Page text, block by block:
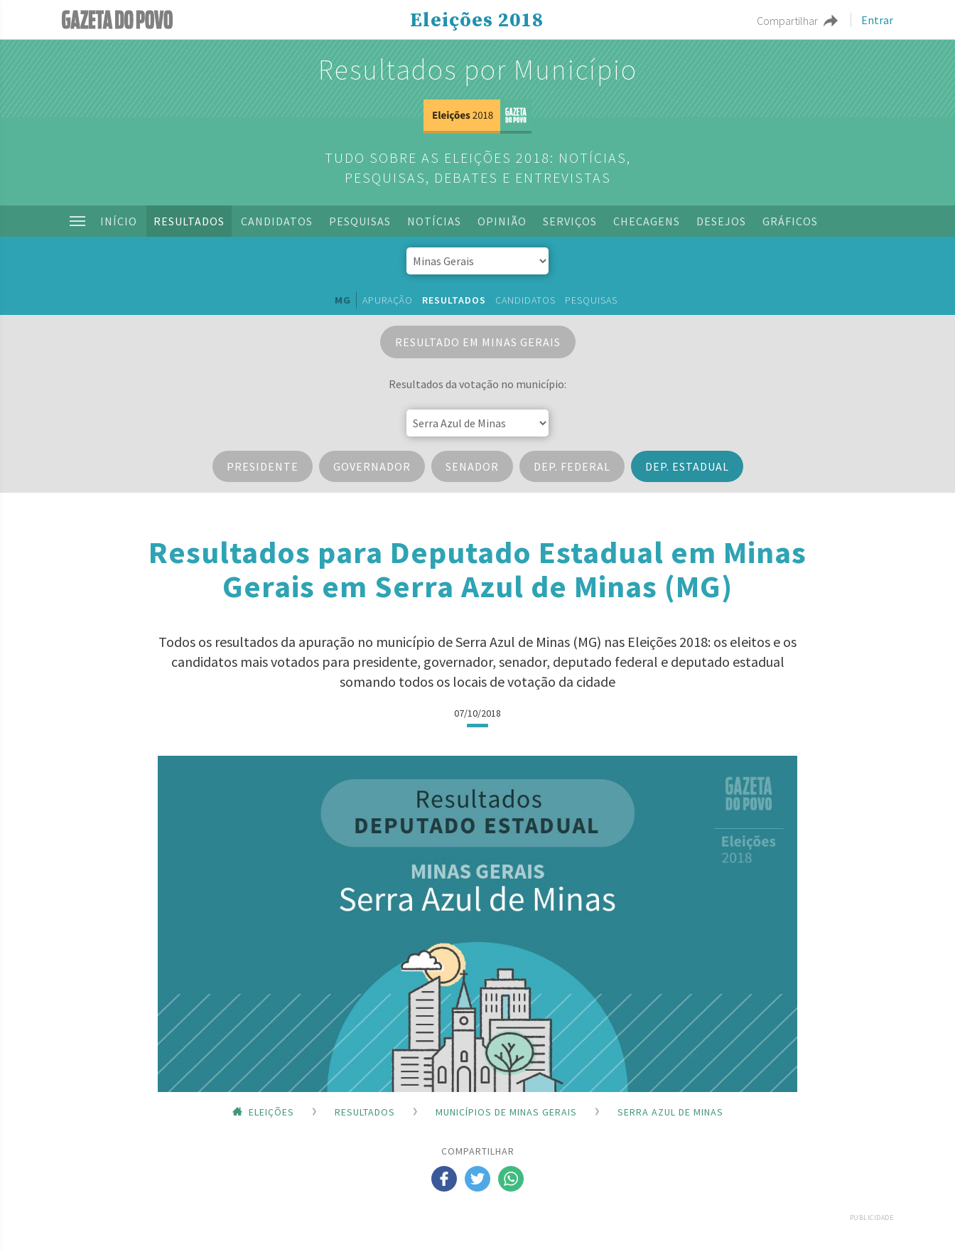
Compartilhar Entrar
Eleições 2018
Resultados por Município
TUDO SOBRE AS ELEIÇÕES 2018: NOTÍCIAS,
PESQUISAS, DEBATES E ENTREVISTAS
INÍCIO RESULTADOS CANDIDATOS PESQUISAS NOTÍCIAS OPINIÃO SERVIÇOS CHECAGENS DESEJOS GRÁFICOS
MG APURAÇÃO RESULTADOS CANDIDATOS PESQUISAS
RESULTADO EM MINAS GERAIS
Resultados da votação no município:
PRESIDENTE GOVERNADOR SENADOR DEP. FEDERAL DEP. ESTADUAL
Resultados para Deputado Estadual em Minas
Gerais em Serra Azul de Minas (MG)
Todos os resultados da apuração no município de Serra Azul de Minas (MG) nas Eleições 2018: os eleitos e os
candidatos mais votados para presidente, governador, senador, deputado federal e deputado estadual
somando todos os locais de votação da cidade
07/10/2018
ELEIÇÕES RESULTADOS MUNICÍPIOS DE MINAS GERAIS SERRA AZUL DE MINAS
COMPARTILHAR
PUBLICIDADE